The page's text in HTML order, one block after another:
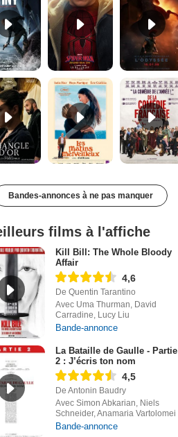
Le Triangle d'or Bande-annonce VF De la Comédie-Française Teaser VF
Bandes-annonces à ne pas manquer
films à l'affiche
Kill Bill: The Whole Bloody
Affair
4,6
De Quentin Tarantino
Avec Uma Thurman, David
Carradine, Lucy Liu
Bande-annonce
La Bataille de Gaulle - Partie
2 : J’écris ton nom
4,5
De Antonin Baudry
Avec Simon Abkarian, Niels
Schneider, Anamaria Vartolomei
Bande-annonce